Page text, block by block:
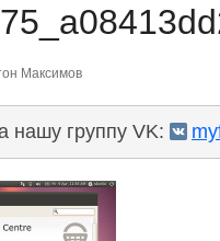
Максимов
нашу группу VK: